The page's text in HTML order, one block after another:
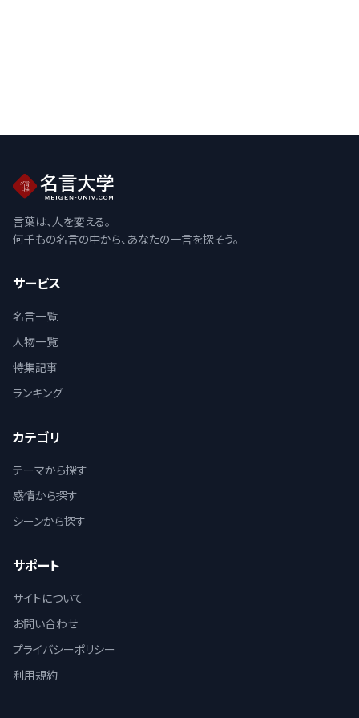
言葉は、人を変える。
何千もの名言の中から、あなたの一言を探そう。
サービス
名言一覧
人物一覧
特集記事
ランキング
カテゴリ
テーマから探す
感情から探す
シーンから探す
サポート
サイトについて
お問い合わせ
プライバシーポリシー
利用規約